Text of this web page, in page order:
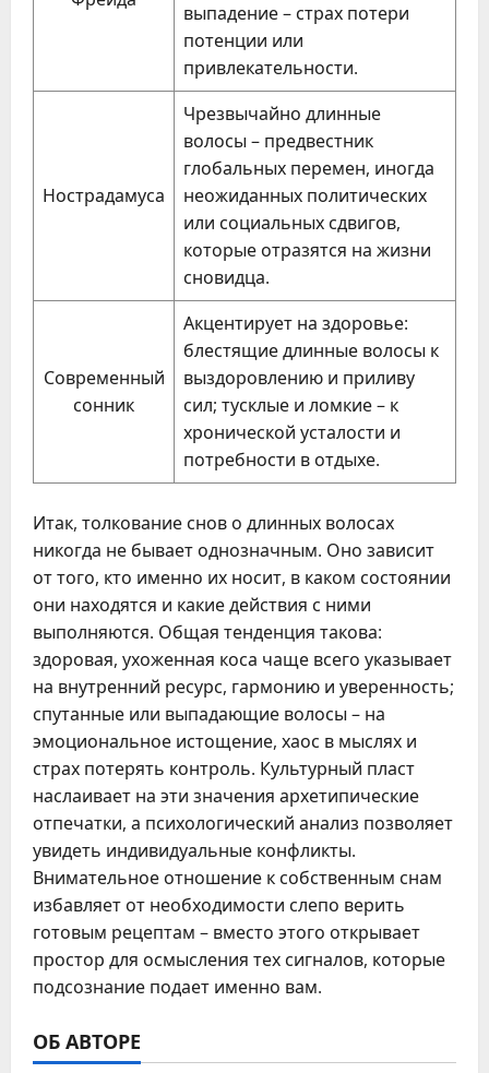
выпадение – страх потери
потенции или
привлекательности.
Нострадамуса
Чрезвычайно длинные
волосы – предвестник
глобальных перемен, иногда
неожиданных политических
или социальных сдвигов,
которые отразятся на жизни
сновидца.
Современный
сонник
Акцентирует на здоровье:
блестящие длинные волосы к
выздоровлению и приливу
сил; тусклые и ломкие – к
хронической усталости и
потребности в отдыхе.
Итак, толкование снов о длинных волосах
никогда не бывает однозначным. Оно зависит
от того, кто именно их носит, в каком состоянии
они находятся и какие действия с ними
выполняются. Общая тенденция такова:
здоровая, ухоженная коса чаще всего указывает
на внутренний ресурс, гармонию и уверенность;
спутанные или выпадающие волосы – на
эмоциональное истощение, хаос в мыслях и
страх потерять контроль. Культурный пласт
наслаивает на эти значения архетипические
отпечатки, а психологический анализ позволяет
увидеть индивидуальные конфликты.
Внимательное отношение к собственным снам
избавляет от необходимости слепо верить
готовым рецептам – вместо этого открывает
простор для осмысления тех сигналов, которые
подсознание подает именно вам.
ОБ АВТОРЕ